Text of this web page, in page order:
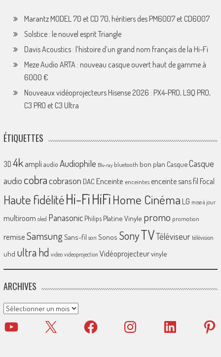
Marantz MODEL 70 et CD 70, héritiers des PM6007 et CD6007
Solstice : le nouvel esprit Triangle
Davis Acoustics : l’histoire d’un grand nom français de la Hi-Fi
Meze Audio ARTA : nouveau casque ouvert haut de gamme à
6000 €
Nouveaux vidéoprojecteurs Hisense 2026 : PX4-PRO, L9Q PRO,
C3 PRO et C3 Ultra
ÉTIQUETTES
3D 4k ampliaudio Audiophile Blu-ray bluetooth bon plan CasqueCasque
audio cobracobrason DAC Enceinte enceintes enceinte sans fil Focal
Haute fidélitéHi-FiHiFiHome Cinéma LG mise à jour
multiroom oled Panasonic Philips Platine Vinyle promo promotion
remiseSamsungSans-fil son Sonos SonyTVTéléviseur télévision
uhd ultra hd video videoprojection Vidéoprojecteurvinyle
ARCHIVES
Archives
YouTube X Facebook Instagram LinkedIn